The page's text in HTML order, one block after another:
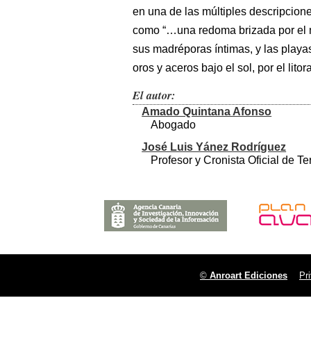
en una de las múltiples
como “…una redoma brizada por el
sus madréporas íntimas, y las
oros y aceros bajo el sol, por el
El autor:
Amado Quintana Afonso
Abogado
José Luis Yánez Rodríguez
Profesor y Cronista Oficial de
© Anroart Ediciones